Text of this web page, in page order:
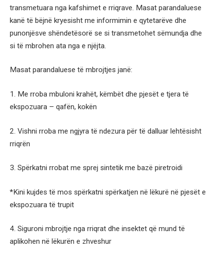
transmetuara nga kafshimet e rriqrave. Masat parandaluese
kanë të bëjnë kryesisht me informimin e qytetarëve dhe
punonjësve shëndetësorë se si transmetohet sëmundja dhe
si të mbrohen ata nga e njëjta.
Masat parandaluese të mbrojtjes janë:
1. Me rroba mbuloni krahët, këmbët dhe pjesët e tjera të
ekspozuara – qafën, kokën
2. Vishni rroba me ngjyra të ndezura për të dalluar lehtësisht
rriqrën
3. Spërkatni rrobat me sprej sintetik me bazë piretroidi
*Kini kujdes të mos spërkatni spërkatjen në lëkurë në pjesët e
ekspozuara të trupit
4. Siguroni mbrojtje nga rriqrat dhe insektet që mund të
aplikohen në lëkurën e zhveshur